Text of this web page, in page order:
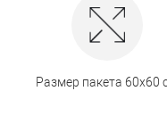
Размер пакета 60х60